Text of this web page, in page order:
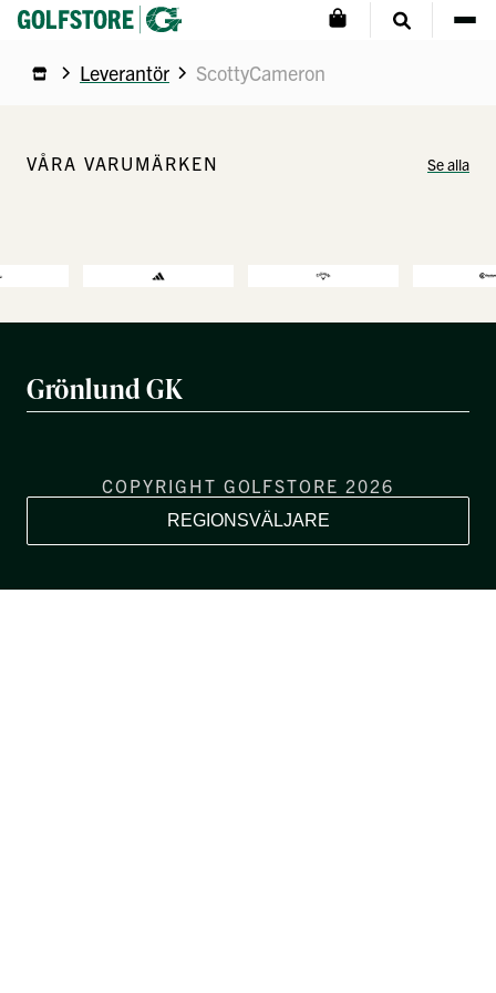
Leverantör ScottyCameron
VÅRA VARUMÄRKEN Se alla
Grönlund GK
COPYRIGHT GOLFSTORE 2026
REGIONSVÄLJARE